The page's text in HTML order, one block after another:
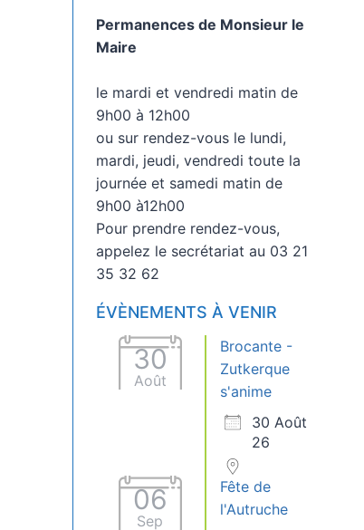
Permanences de Monsieur le
Maire
le mardi et vendredi matin de
9h00 à 12h00
ou sur rendez-vous le lundi,
mardi, jeudi, vendredi toute la
journée et samedi matin de
9h00 à12h00
Pour prendre rendez-vous,
appelez le secrétariat au 03 21
35 32 62
ÉVÈNEMENTS À VENIR
30
Août
Brocante -
Zutkerque
s'anime
30 Août
26
06
Sep
Fête de
l'Autruche